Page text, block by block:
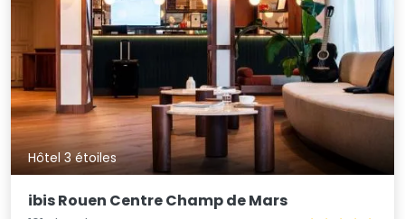
Hôtel 3 étoiles
ibis Rouen Centre Champ de Mars